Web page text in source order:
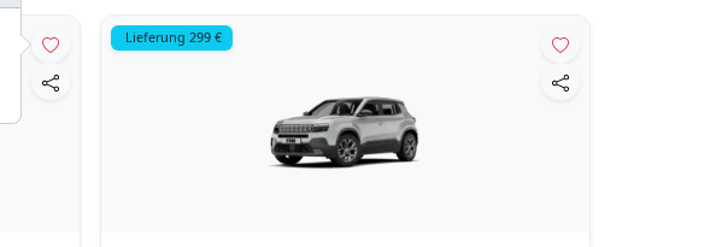
Lieferung 299 €